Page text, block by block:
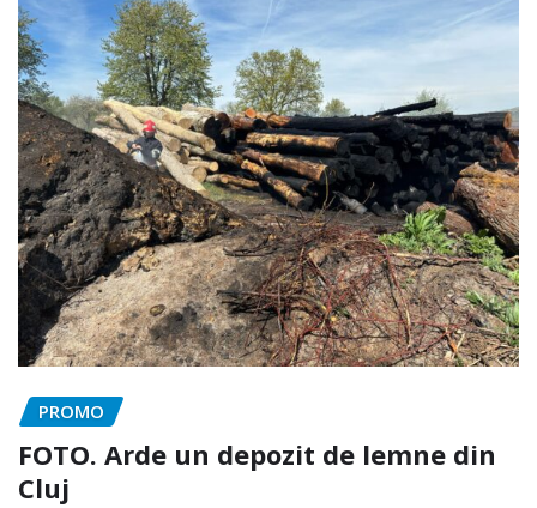
PROMO
FOTO. Arde un depozit de lemne din
Cluj